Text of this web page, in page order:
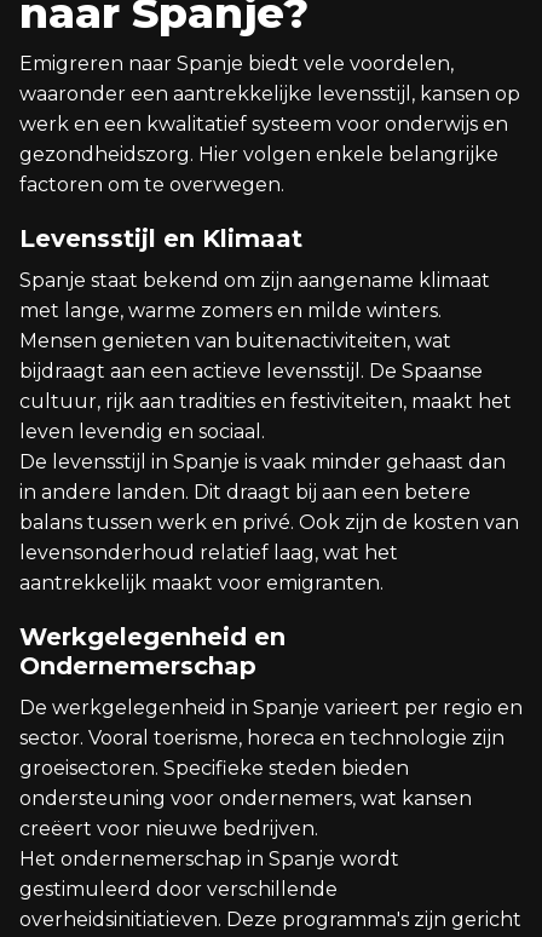
naar Spanje?
Emigreren naar Spanje biedt vele voordelen,
waaronder een aantrekkelijke levensstijl, kansen op
werk en een kwalitatief systeem voor onderwijs en
gezondheidszorg. Hier volgen enkele belangrijke
factoren om te overwegen.
Levensstijl en Klimaat
Spanje staat bekend om zijn aangename klimaat
met lange, warme zomers en milde winters.
Mensen genieten van buitenactiviteiten, wat
bijdraagt aan een actieve levensstijl. De Spaanse
cultuur, rijk aan tradities en festiviteiten, maakt het
leven levendig en sociaal.
De levensstijl in Spanje is vaak minder gehaast dan
in andere landen. Dit draagt bij aan een betere
balans tussen werk en privé. Ook zijn de kosten van
levensonderhoud relatief laag, wat het
aantrekkelijk maakt voor emigranten.
Werkgelegenheid en
Ondernemerschap
De werkgelegenheid in Spanje varieert per regio en
sector. Vooral toerisme, horeca en technologie zijn
groeisectoren. Specifieke steden bieden
ondersteuning voor ondernemers, wat kansen
creëert voor nieuwe bedrijven.
Het ondernemerschap in Spanje wordt
gestimuleerd door verschillende
overheidsinitiatieven. Deze programma's zijn gericht